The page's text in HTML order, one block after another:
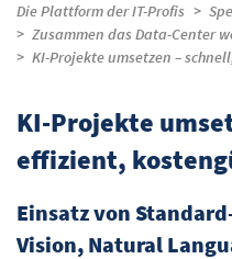
Die Plattform der IT-Profis
Zusammen das Data-Center
KI-Projekte umsetzen –
KI-Projekte
effizient,
Einsatz von
Vision, Natural